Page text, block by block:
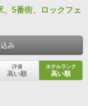
、5番街、ロックフェ
み
評価
高い順
ホテルランク
高い順